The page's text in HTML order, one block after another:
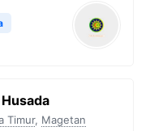
Timur, Magetan